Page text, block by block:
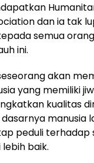
dan ia tak
semua
ini.
akan
yang memiliki
kualitas
manusia
peduli
baik.